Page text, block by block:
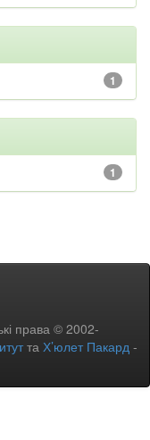
1
1
права © 2002-
та Х’юлет Пакард -